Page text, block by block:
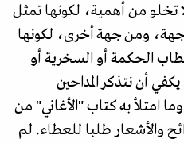
تخلو من أهمية، لكونها تمثل
ومن جهة أخرى، لكونها
الحكمة أو السخرية أو
أن نتذكر المداحين
امتلأ به كتاب "الأغاني" من
والأشعار طلبا للعطاء. لم